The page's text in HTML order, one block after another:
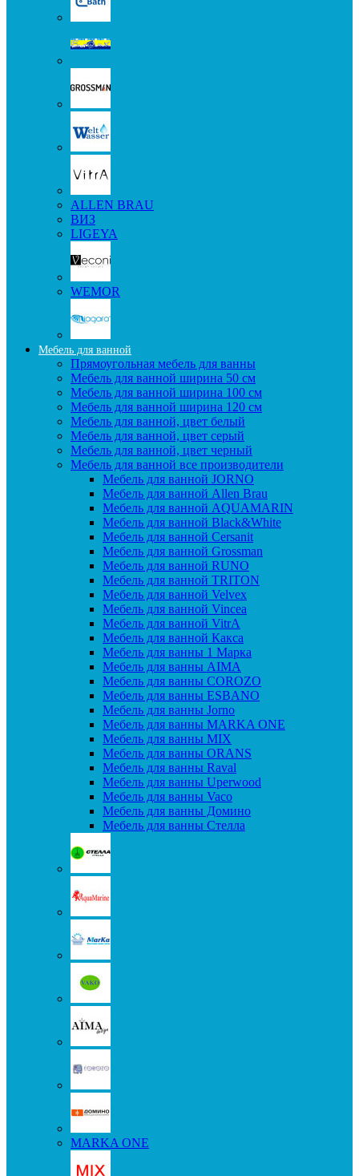
ALLEN BRAU
ВИЗ
LIGEYA
WEMOR
Мебель для ванной
Прямоугольная мебель для ванны
Мебель для ванной ширина 50 см
Мебель для ванной ширина 100 см
Мебель для ванной ширина 120 см
Мебель для ванной, цвет белый
Мебель для ванной, цвет серый
Мебель для ванной, цвет черный
Мебель для ванной все производители
Мебель для ванной JORNO
Мебель для ванной Allen Brau
Мебель для ванной AQUAMARIN
Мебель для ванной Black&White
Мебель для ванной Cersanit
Мебель для ванной Grossman
Мебель для ванной RUNO
Мебель для ванной TRITON
Мебель для ванной Velvex
Мебель для ванной Vincea
Мебель для ванной VitrA
Мебель для ванной Какса
Мебель для ванны 1 Марка
Мебель для ванны AIMA
Мебель для ванны COROZO
Мебель для ванны ESBANO
Мебель для ванны Jorno
Мебель для ванны MARKA ONE
Мебель для ванны MIX
Мебель для ванны ORANS
Мебель для ванны Raval
Мебель для ванны Uperwood
Мебель для ванны Vaco
Мебель для ванны Домино
Мебель для ванны Стелла
MARKA ONE